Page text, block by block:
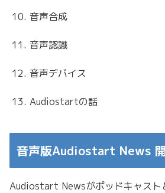
10. 音声合成
11. 音声認識
12. 音声デバイス
13. Audiostartの話
音声版Audiostart News 開
Audiostart Newsがポッドキャスト